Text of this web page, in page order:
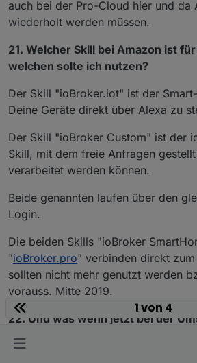
auch bei der Pro-Cloud hier und da
wiederholt werden müssen.
21. Welcher Skill bei Amazon ist
welchen solte ich nutzen?
Der Skill "ioBroker.iot" ist der
Deine Geräte direkt über Alexa zu
Der Skill "ioBroker Custom" ist der
Skill, mit dem freie Anfragen
verarbeitet werden können.
Beide genannten laufen über den
Login.
Die beiden Skills "ioBroker
"ioBroker.pro" verbinden direkt
sollten nicht mehr genutzt werden
vorauss. Mitte 2019.
22. Und was wenn jetzt bei der
1 von 4